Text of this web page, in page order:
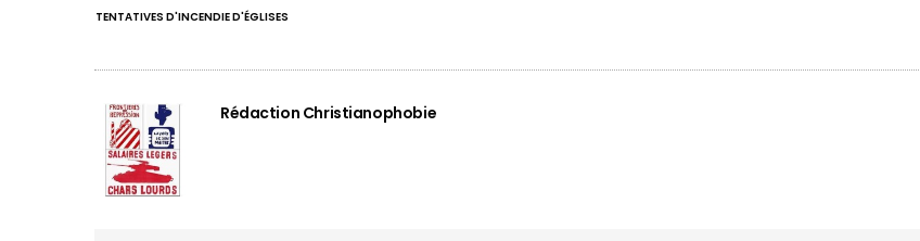
TENTATIVES D'INCENDIE D'ÉGLISES
Rédaction Christianophobie